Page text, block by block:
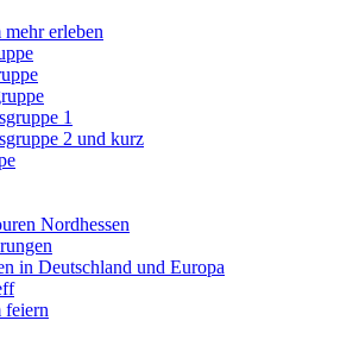
mehr erleben
1
2 und kurz
Nordhessen
in Deutschland und Europa
feiern